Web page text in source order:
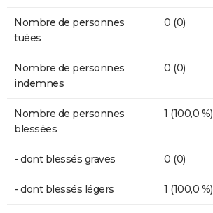
Nombre de personnes
tuées
0 (0)
Nombre de personnes
indemnes
0 (0)
Nombre de personnes
blessées
1 (100,0 %)
- dont blessés graves 0 (0)
- dont blessés légers 1 (100,0 %)